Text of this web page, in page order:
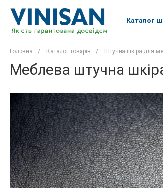
Каталог
Головна / Каталог товарів / Штучна шкіра для
Меблева штучна